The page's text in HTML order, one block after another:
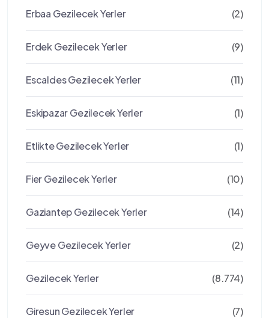
Erbaa Gezilecek Yerler (2)
Erdek Gezilecek Yerler (9)
Escaldes Gezilecek Yerler (11)
Eskipazar Gezilecek Yerler (1)
Etlikte Gezilecek Yerler (1)
Fier Gezilecek Yerler (10)
Gaziantep Gezilecek Yerler (14)
Geyve Gezilecek Yerler (2)
Gezilecek Yerler (8.774)
Giresun Gezilecek Yerler (7)